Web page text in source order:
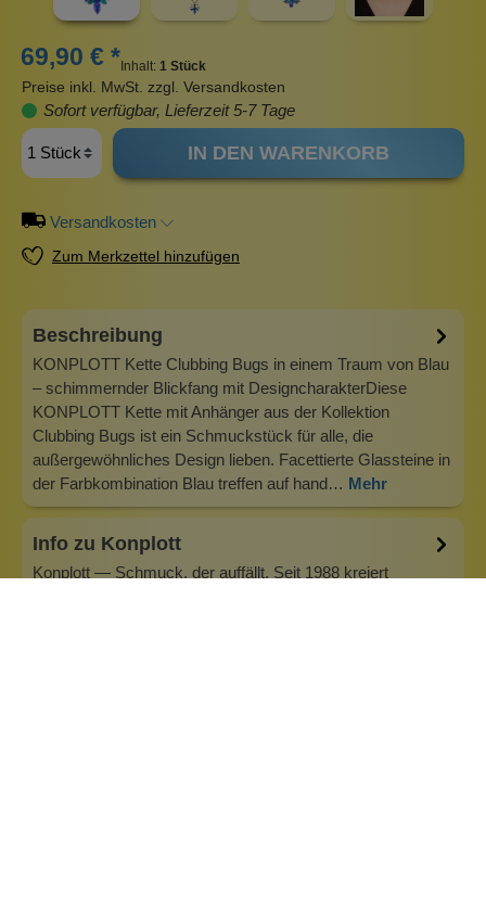
69,90 € * Inhalt: 1 Stück
Preise inkl. MwSt. zzgl. Versandkosten
Sofort verfügbar, Lieferzeit 5-7 Tage
IN DEN WARENKORB
Versandkosten
Zum Merkzettel hinzufügen
Beschreibung
KONPLOTT Kette Clubbing Bugs in einem Traum von Blau
– schimmernder Blickfang mit DesigncharakterDiese
KONPLOTT Kette mit Anhänger aus der Kollektion
Clubbing Bugs ist ein Schmuckstück für alle, die
außergewöhnliches Design lieben. Facettierte Glassteine in
der Farbkombination Blau treffen auf hand… Mehr
Info zu Konplott
Konplott — Schmuck, der auffällt. Seit 1988 kreiert